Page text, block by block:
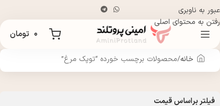
عبور به ناوبری
رفتن به محتوای اصلی
۰ تومان
خانه محصولات برچسب خورده “توپک مرغ”
فیلتر براساس قیمت